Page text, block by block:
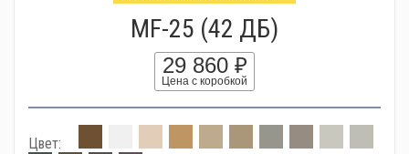
MF-25 (42 ДБ)
29 860 ₽
Цена с коробкой
Цвет: